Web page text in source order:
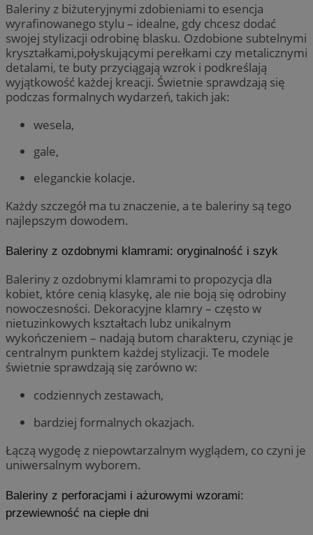
Baleriny z biżuteryjnymi zdobieniami to esencja
wyrafinowanego stylu – idealne, gdy chcesz dodać
swojej stylizacji odrobinę blasku. Ozdobione subtelnymi
kryształkami,połyskującymi perełkami czy metalicznymi
detalami, te buty przyciągają wzrok i podkreślają
wyjątkowość każdej kreacji. Świetnie sprawdzają się
podczas formalnych wydarzeń, takich jak:
wesela,
gale,
eleganckie kolacje.
Każdy szczegół ma tu znaczenie, a te baleriny są tego
najlepszym dowodem.
Baleriny z ozdobnymi klamrami: oryginalność i szyk
Baleriny z ozdobnymi klamrami to propozycja dla
kobiet, które cenią klasykę, ale nie boją się odrobiny
nowoczesności. Dekoracyjne klamry – często w
nietuzinkowych kształtach lubz unikalnym
wykończeniem – nadają butom charakteru, czyniąc je
centralnym punktem każdej stylizacji. Te modele
świetnie sprawdzają się zarówno w:
codziennych zestawach,
bardziej formalnych okazjach.
Łączą wygodę z niepowtarzalnym wyglądem, co czyni je
uniwersalnym wyborem.
Baleriny z perforacjami i ażurowymi wzorami:
przewiewność na ciepłe dni